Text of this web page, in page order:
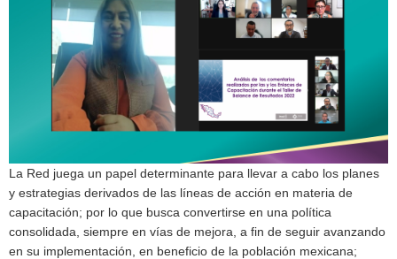
La Red juega un papel determinante para llevar a cabo los planes
y estrategias derivados de las líneas de acción en materia de
capacitación; por lo que busca convertirse en una política
consolidada, siempre en vías de mejora, a fin de seguir avanzando
en su implementación, en beneficio de la población mexicana;